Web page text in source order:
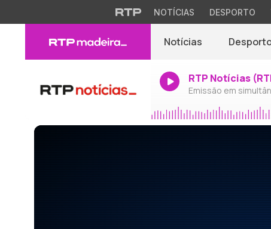
NOTÍCIAS DESPORTO
Notícias
RTP Notícias
Emissão em